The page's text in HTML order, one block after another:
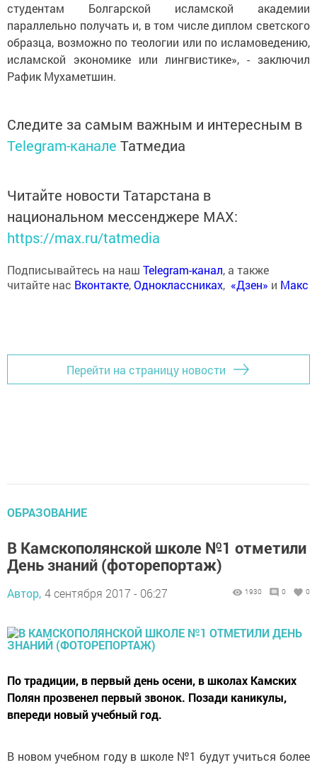
студентам Болгарской исламской академии
параллельно получать и, в том числе диплом светского
образца, возможно по теологии или по исламоведению,
исламской экономике или лингвистике», - заключил
Рафик Мухаметшин.
Следите за самым важным и интересным в
Telegram-канале Татмедиа
Читайте новости Татарстана в
национальном мессенджере MАХ:
https://max.ru/tatmedia
Подписывайтесь на наш Telegram-канал, а также
читайте нас Вконтакте,Одноклассниках, «Дзен» и Макс
Перейти на страницу новости
ОБРАЗОВАНИЕ
В Камскополянской школе №1 отметили
День знаний (фоторепортаж)
Автор, 4 сентября 2017 - 06:27 1930 0 0
По традиции, в первый день осени, в школах Камских
Полян прозвенел первый звонок. Позади каникулы,
впереди новый учебный год.
В новом учебном году в школе №1 будут учиться более